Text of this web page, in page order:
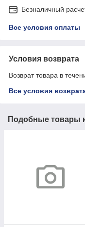
Безналичный
Все условия оплаты
Условия возврата
Возврат товара в
Все условия
Подобные товары